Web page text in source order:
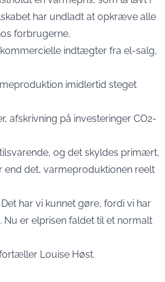
har undladt at opkræve alle
forbrugerne.
indtægter fra el-salg,
imidlertid steget
afskrivning på investeringer CO2-
og det skyldes primært,
det, varmeproduktionen reelt
har vi kunnet gøre, fordi vi har
er elprisen faldet til et normalt
Louise Høst.